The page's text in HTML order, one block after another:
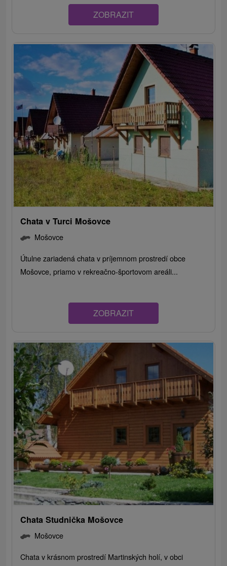
ZOBRAZIT
Chata v Turci Mošovce
Mošovce
Útulne zariadená chata v príjemnom prostredí obce
Mošovce, priamo v rekreačno-športovom areáli...
ZOBRAZIT
Chata Studnička Mošovce
Mošovce
Chata v krásnom prostredí Martinských holí, v obci